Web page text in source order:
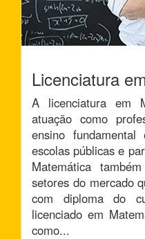
Licenciatura
A licenciatura em
atuação como
ensino
escolas públicas e
Matemática
setores do mercado
com diploma do
licenciado em
como...